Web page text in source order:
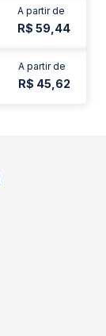
A partir de
R$ 59,44
A partir de
R$ 45,62